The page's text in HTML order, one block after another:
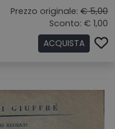
Prezzo originale: € 5,00
Sconto: € 1,00
ACQUISTA